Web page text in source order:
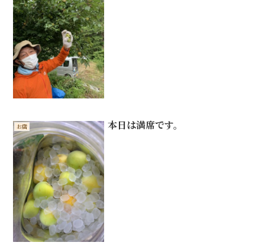
お店 本日は満席です。